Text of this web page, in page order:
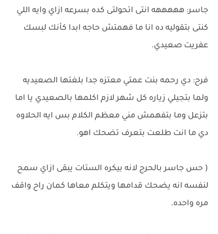
جاسر: هههههه انتى اتحولتى كده بسرعه ازاي وايه اللي
كنتى بتقوليه ده انا ما فهمتش حاجه ابدا كأنك لبسك
عفريت صعيدي.
فرح: دي رحمه بنت عمتي معتزه جدا بلغتها الصعيديه
ولما بتجيلي زياره كل شهر لازم اكلمها بالصعيدي يا اما
بتزعل وما بتفهمش مني معظم الكلام بس ايه الحلاوه
دي ما انت طلعت بتعرف تضحك اهو.
( حس جاسر بالحرج لانه بيكره الستات يبقى ازاي سمح
لنفسه انه يضحك قدامها ويتكلم معاها كمان راح واقف
مره واحده.